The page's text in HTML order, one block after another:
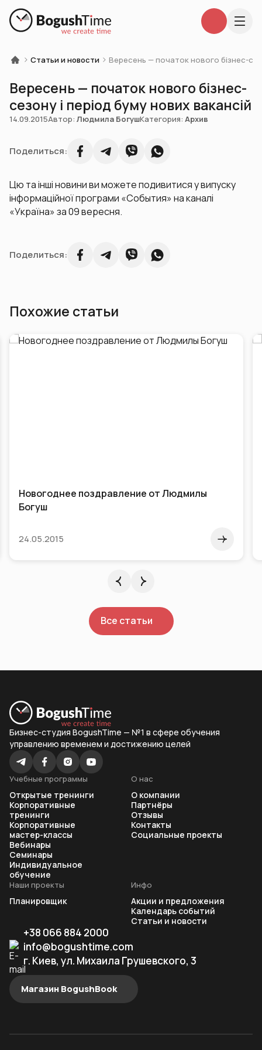
Статьи и новости Вересень — початок нового бізнес-
Вересень — початок нового бізнес-
сезону і період буму нових вакансій
14.09.2015Автор: Людмила БогушКатегория: Архив
Поделиться:
Цю та інші новини ви можете подивитися у випуску
інформаційної програми «События» на каналі
«Україна» за 09 вересня.
Поделиться:
Похожие статьи
Новогоднее поздравление от Людмилы
Богуш
24.05.2015
Все статьи
Бизнес-студия BogushTime — №1 в сфере обучения
управлению временем и достижению целей
Учебные программы
Открытые тренинги
Корпоративные
тренинги
Корпоративные
мастер-классы
Вебинары
Семинары
Индивидуальное
обучение
Наши проекты
Планировщик
Инфо
Акции и предложения
Календарь событий
Статьи и новости
О нас
О компании
Партнёры
Отзывы
Контакты
Социальные проекты
+38 066 884 2000
info@bogushtime.com
г. Киев, ул. Михаила Грушевского, 3
Магазин BogushBook